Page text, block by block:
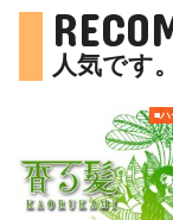
人気です。
■